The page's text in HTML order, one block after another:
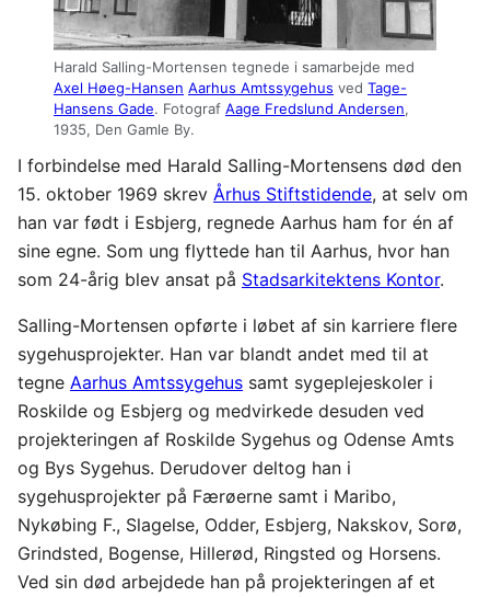
Harald Salling-Mortensen tegnede i samarbejde med
Axel Høeg-Hansen Aarhus Amtssygehus ved Tage-
Hansens Gade. Fotograf Aage Fredslund Andersen,
1935, Den Gamle By.
I forbindelse med Harald Salling-Mortensens død den
15. oktober 1969 skrev Århus Stiftstidende, at selv om
han var født i Esbjerg, regnede Aarhus ham for én af
sine egne. Som ung flyttede han til Aarhus, hvor han
som 24-årig blev ansat på Stadsarkitektens Kontor.
Salling-Mortensen opførte i løbet af sin karriere flere
sygehusprojekter. Han var blandt andet med til at
tegne Aarhus Amtssygehus samt sygeplejeskoler i
Roskilde og Esbjerg og medvirkede desuden ved
projekteringen af Roskilde Sygehus og Odense Amts
og Bys Sygehus. Derudover deltog han i
sygehusprojekter på Færøerne samt i Maribo,
Nykøbing F., Slagelse, Odder, Esbjerg, Nakskov, Sorø,
Grindsted, Bogense, Hillerød, Ringsted og Horsens.
Ved sin død arbejdede han på projekteringen af et